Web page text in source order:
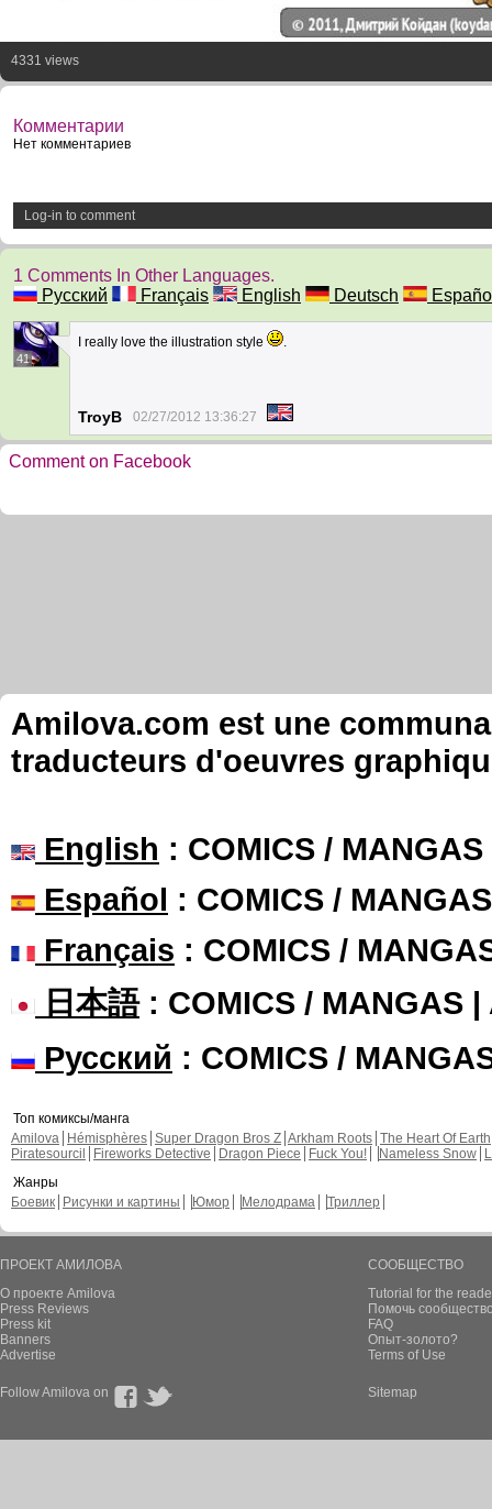
4331 views
Комментарии
Нет комментариев
Log-in to comment
1 Comments In Other Languages.
Русский
Français English Deutsch
41
I really love the illustration style .
TroyB 02/27/2012 13:36:27
Comment on Facebook
Amilova.com est une
traducteurs d'oeuvres
English : COMICS /
Español : COMICS /
Français : COMICS /
日本語: COMICS / MANGAS |
Русский : COMICS /
Топ комиксы/манга
Amilova
Hémisphères Super Dragon Bros Z Arkham Roots The Heart Of Earth
Piratesourcil
Fireworks Detective Dragon Piece Fuck You! Nameless Snow
Жанры
Боевик
Рисунки и картины Юмор Мелодрама Триллер
ПРОЕКТ АМИЛОВА
О проекте Amilova
Press Reviews
Press kit
Banners
Advertise
СООБЩЕСТВО
Tutorial for the
Помочь
FAQ
Опыт-золото?
Terms of Use
Follow Amilova on Sitemap